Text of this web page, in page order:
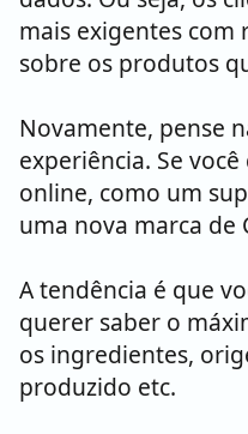
mais exigentes com
sobre os produtos
Novamente, pense
experiência. Se
online, como um
uma nova marca de
A tendência é que
querer saber o
os ingredientes,
produzido etc.